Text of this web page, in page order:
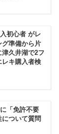
初心者 がレ
グ準備から片
久井湖で2フ
レキ購入者検
「免許不要
ついて質問